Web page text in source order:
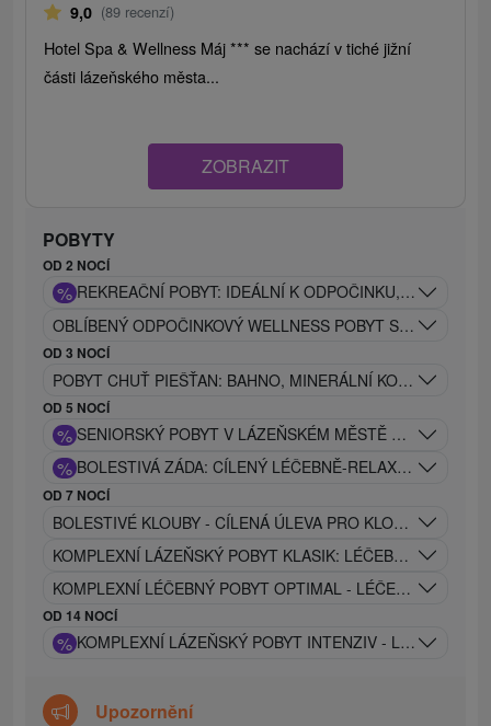
9,0 (89 recenzí)
Hotel Spa & Wellness Máj *** se nachází v tiché jižní
části lázeňského města...
ZOBRAZIT
POBYTY
OD 2 NOCÍ
% REKREAČNÍ POBYT: IDEÁLNÍ K ODPOČINKU,
OBLÍBENÝ ODPOČINKOVÝ WELLNESS POBYT S
OD 3 NOCÍ
POBYT CHUŤ PIEŠŤAN: BAHNO, MINERÁLNÍ KOUPEL,
OD 5 NOCÍ
% SENIORSKÝ POBYT V LÁZEŇSKÉM MĚSTĚ PIEŠŤANY
% BOLESTIVÁ ZÁDA: CÍLENÝ LÉČEBNĚ-RELAXAČNÍ
OD 7 NOCÍ
BOLESTIVÉ KLOUBY - CÍLENÁ ÚLEVA PRO KLOUBY -
KOMPLEXNÍ LÁZEŇSKÝ POBYT KLASIK: LÉČEBNÝ
KOMPLEXNÍ LÉČEBNÝ POBYT OPTIMAL - LÉČEBNÝ
OD 14 NOCÍ
% KOMPLEXNÍ LÁZEŇSKÝ POBYT INTENZIV - LÉČEBNÝ
Upozornění